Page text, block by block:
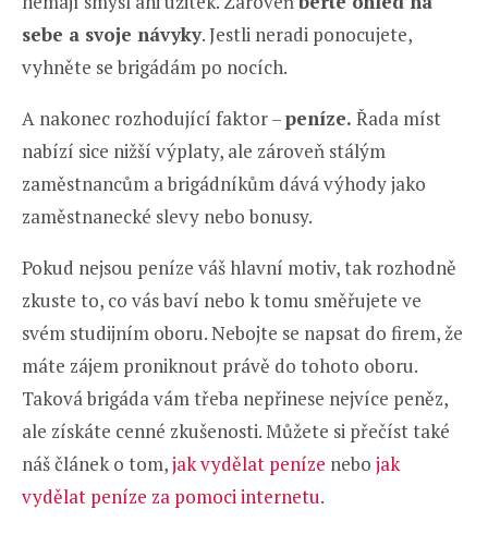
sebe a svoje návyky. Jestli neradi ponocujete,
vyhněte se brigádám po nocích.
A nakonec rozhodující faktor –peníze. Řada míst
nabízí sice nižší výplaty, ale zároveň stálým
zaměstnancům a brigádníkům dává výhody jako
zaměstnanecké slevy nebo bonusy.
Pokud nejsou peníze váš hlavní motiv, tak rozhodně
zkuste to, co vás baví nebo k tomu směřujete ve
svém studijním oboru. Nebojte se napsat do firem, že
máte zájem proniknout právě do tohoto oboru.
Taková brigáda vám třeba nepřinese nejvíce peněz,
ale získáte cenné zkušenosti. Můžete si přečíst také
náš článek o tom,jak vydělat peníze nebo jak
vydělat peníze za pomoci internetu.